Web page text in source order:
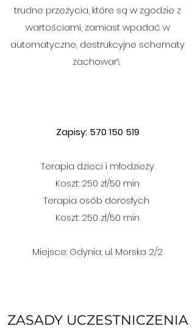
trudne przeżycia, które są w zgodzie z
wartościami, zamiast wpadać w
automatyczne, destrukcyjne schematy
zachowań.
Zapisy: 570 150 519
Terapia dzieci i młodzieży
Koszt: 250 zł/50 min
Terapia osób dorosłych
Koszt: 250 zł/50 min
Miejsce: Gdynia, ul. Morska 2/2
ZASADY UCZESTNICZENIA